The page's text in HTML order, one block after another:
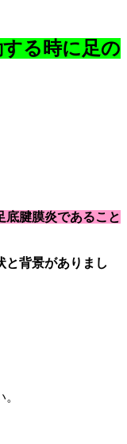
る時に足の
底腱膜炎であること
と背景がありまし